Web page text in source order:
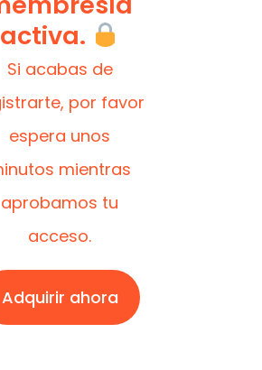
activa.
Si acabas de
por favor
espera unos
mientras
aprobamos tu
acceso.
Adquirir ahora